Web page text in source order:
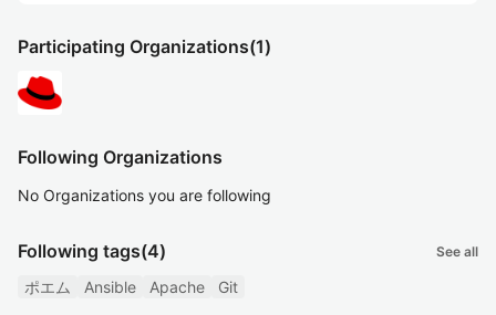
Participating Organizations(1)
Following Organizations
No Organizations you are following
Following tags(4) See all
ポエム Ansible Apache Git